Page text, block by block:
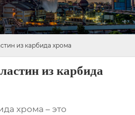
из карбида хрома
из карбида
хрома – это